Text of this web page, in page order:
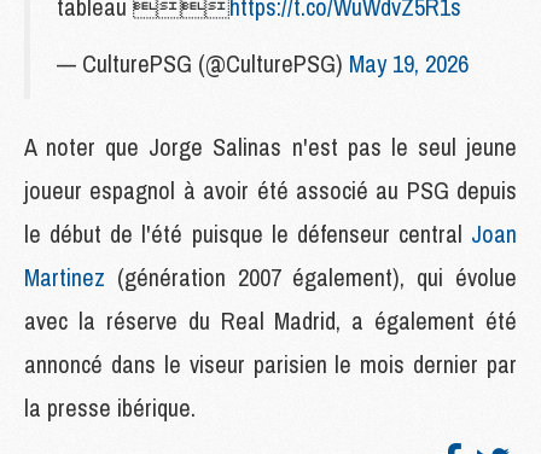
— CulturePSG (@CulturePSG) May 19, 2026
A noter que Jorge Salinas n'est pas le seul jeune
joueur espagnol à avoir été associé au PSG depuis
le début de l'été puisque le défenseur central Joan
Martinez (génération 2007 également), qui évolue
avec la réserve du Real Madrid, a également été
annoncé dans le viseur parisien le mois dernier par
la presse ibérique.